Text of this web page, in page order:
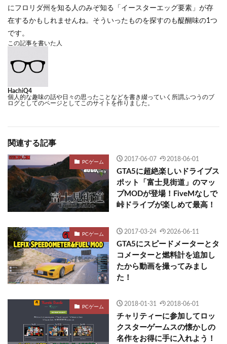
にフロリダ州を知る人のみぞ知る「イースターエッグ要素」が存
在するかもしれませんね。そういったものを探すのも醍醐味の1つ
です。
この記事を書いた人
HachiQ4
個人的な趣味の話や日々の思ったことなどを書き綴っていく所謂ふつうのブ
ログとしてのページとしてこのサイトを作りました。
関連する記事
PCゲーム 2017-06-07 2018-06-01
GTA5に超絶楽しいドライブス
ポット「富士見街道」のマッ
プMODが登場！FiveMなしで
峠ドライブが楽しめて最高！
PCゲーム 2017-03-24 2026-06-11
GTA5にスピードメーターとタ
コメーターと燃料計を追加し
たから動画を撮ってみまし
た！
PCゲーム 2018-01-31 2018-06-01
チャリティーに参加してロッ
クスターゲームスの懐かしの
名作をお得に手に入れよう！